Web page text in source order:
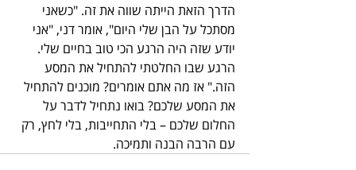
הדרך הזאת הייתה שווה את זה. "כשאני
מסתכל על הבן שלי היום", אומר דני, "אני
יודע שזה היה הרגע הכי טוב בחיים שלי.
הרגע שבו החלטתי להתחיל את המסע
הזה." אז מה אתם אומרים? מוכנים להתחיל
את המסע שלכם? בואו נתחיל לדבר על
החלום שלכם – בלי התחייבות, בלי לחץ, רק
עם הרבה הבנה ותמיכה.